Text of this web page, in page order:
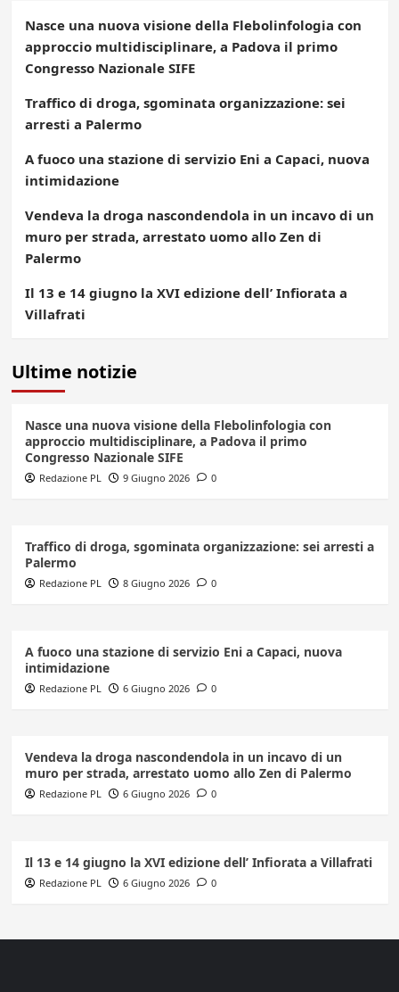
Nasce una nuova visione della Flebolinfologia con
approccio multidisciplinare, a Padova il primo
Congresso Nazionale SIFE
Traffico di droga, sgominata organizzazione: sei
arresti a Palermo
A fuoco una stazione di servizio Eni a Capaci, nuova
intimidazione
Vendeva la droga nascondendola in un incavo di un
muro per strada, arrestato uomo allo Zen di
Palermo
Il 13 e 14 giugno la XVI edizione dell’ Infiorata a
Villafrati
Ultime notizie
Nasce una nuova visione della Flebolinfologia con
approccio multidisciplinare, a Padova il primo
Congresso Nazionale SIFE
Redazione PL 9 Giugno 2026 0
Traffico di droga, sgominata organizzazione: sei arresti a
Palermo
Redazione PL 8 Giugno 2026 0
A fuoco una stazione di servizio Eni a Capaci, nuova
intimidazione
Redazione PL 6 Giugno 2026 0
Vendeva la droga nascondendola in un incavo di un
muro per strada, arrestato uomo allo Zen di Palermo
Redazione PL 6 Giugno 2026 0
Il 13 e 14 giugno la XVI edizione dell’ Infiorata a Villafrati
Redazione PL 6 Giugno 2026 0